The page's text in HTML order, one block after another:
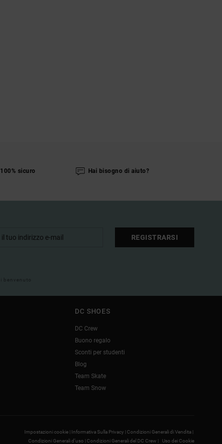
sicuro Hai bisogno di aiuto?
REGISTRARSI
benvenuto
DC SHOES
DC Crew
Buono regalo
Sconti per studenti
Blog
Team Skate
Team Snow
Impostazioni cookie | Informativa Sulla Privacy |Condizioni Generali di Vendita |
Condizioni Generali d’uso |Condizioni Generali del DC Crew | Uso dei Cookie